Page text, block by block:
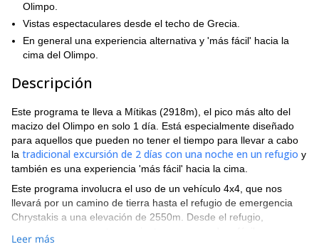
Olimpo.
Vistas espectaculares desde el techo de Grecia.
En general una experiencia alternativa y 'más fácil' hacia la
cima del Olimpo.
Descripción
Este programa te lleva a Mítikas (2918m), el pico más alto del
macizo del Olimpo en solo 1 día. Está especialmente diseñado
para aquellos que pueden no tener el tiempo para llevar a cabo
la tradicional excursión de 2 días con una noche en un refugio y
también es una experiencia 'más fácil' hacia la cima.
Este programa involucra el uso de un vehículo 4x4, que nos
llevará por un camino de tierra hasta el refugio de emergencia
Chrystakis a una elevación de 2550m. Desde el refugio,
llevará en aproximadamente 1 hora a los picos de Skolio y Skala.
Leer más